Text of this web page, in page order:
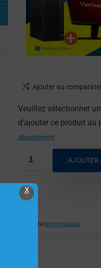
Ajouter au
Veuillez sélectionner
d'ajouter ce produit au
département
AJOUTER
Catégorie:Informatique
X